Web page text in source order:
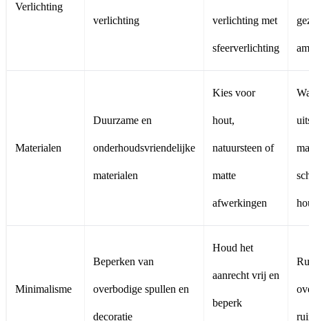
Verlichting
verlichting verlichting met
sfeerverlichting
Materialen
Duurzame en
onderhoudsvriendelijke
materialen
Kies voor
hout,
natuursteen of
matte
afwerkingen
Minimalisme
Beperken van
overbodige spullen en
decoratie
Houd het
aanrecht vrij en
beperk